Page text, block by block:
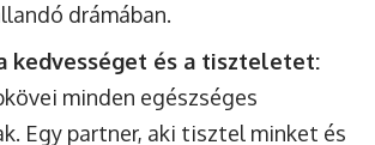
drámában.
kedvességet és a tiszteletet:
minden egészséges
Egy partner, aki tisztel minket és